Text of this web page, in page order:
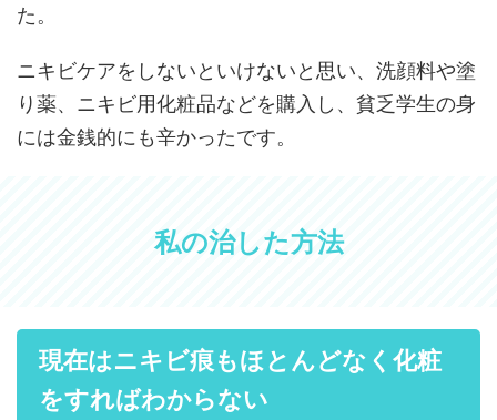
た。
ニキビケアをしないといけないと思い、洗顔料や塗
り薬、ニキビ用化粧品などを購入し、貧乏学生の身
には金銭的にも辛かったです。
私の治した方法
現在はニキビ痕もほとんどなく化粧
をすればわからない